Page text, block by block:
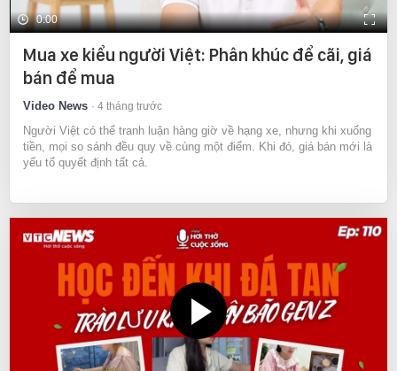
0:00
Mua xe kiểu người Việt: Phân khúc để cãi, giá
bán để mua
Video News 4 tháng trước
Người Việt có thể tranh luận hàng giờ về hạng xe, nhưng khi xuống
tiền, mọi so sánh đều quy về cùng một điểm. Khi đó, giá bán mới là
yếu tố quyết định tất cả.